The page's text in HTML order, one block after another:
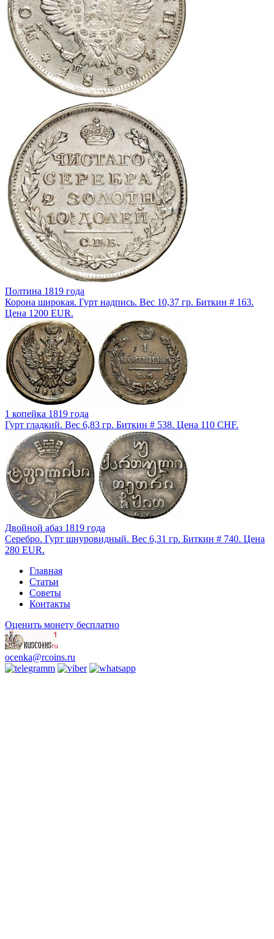
Полтина 1819 года
Корона широкая. Гурт надпись. Вес 10,37 гр. Биткин # 163.
Цена 1200 EUR.
1 копейка 1819 года
Гурт гладкий. Вес 6,83 гр. Биткин # 538. Цена 110 CHF.
Двойной абаз 1819 года
Серебро. Гурт шнуровидный. Вес 6,31 гр. Биткин # 740. Цена
280 EUR.
Главная
Статьи
Советы
Контакты
Оценить монету бесплатно
ocenka@rcoins.ru